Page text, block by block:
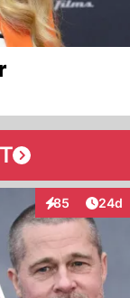
85
Interaktionen
24d